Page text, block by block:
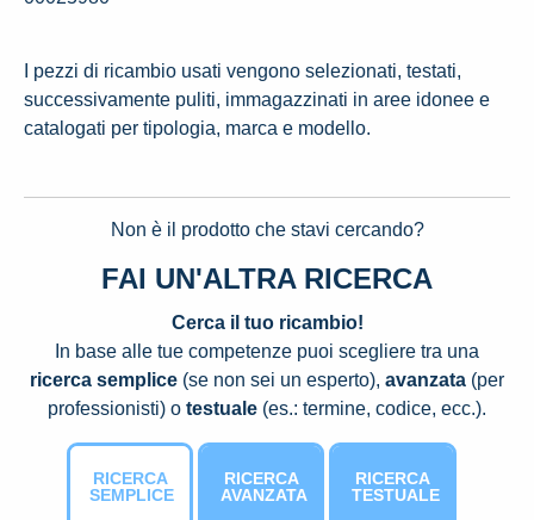
I pezzi di ricambio usati vengono selezionati, testati,
successivamente puliti, immagazzinati in aree idonee e
catalogati per tipologia, marca e modello.
Non è il prodotto che stavi cercando?
FAI UN'ALTRA RICERCA
Cerca il tuo ricambio!
In base alle tue competenze puoi scegliere tra una
ricerca semplice (se non sei un esperto), avanzata (per
professionisti) o testuale (es.: termine, codice, ecc.).
RICERCA
SEMPLICE
RICERCA
AVANZATA
RICERCA
TESTUALE